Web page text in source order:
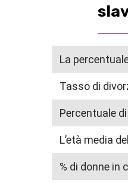
La
Tasso di
Percentuale
L’età media
% di donne in